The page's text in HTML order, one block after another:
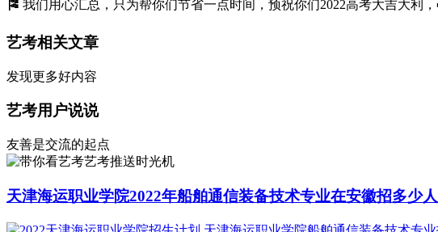
🎏 我们用心汇总，只为帮你们节省一点时间，预祝你们2022高考大吉大利
艺考相关文章
发现更多好内容
艺考用户说说
友善是交流的起点
艺考推送时光机
天津海运职业学院2022年船舶通信装备技术专业在安徽招多少